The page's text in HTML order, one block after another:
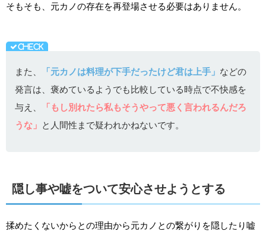
そもそも、元カノの存在を再登場させる必要はありません。
また、 「元カノは料理が下手だったけど君は上手」 などの
発言は、褒めているようでも比較している時点で不快感を
与え、
「もし別れたら私もそうやって悪く言われるんだろ
うな」 と人間性まで疑われかねないです。
隠し事や嘘をついて安心させようとする
揉めたくないからとの理由から元カノとの繋がりを隠したり嘘